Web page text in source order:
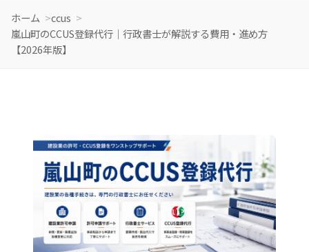
ホーム
ccus
嵐山町のCCUS登録代行｜行政書士が解説する費用・進め方
【2026年版】